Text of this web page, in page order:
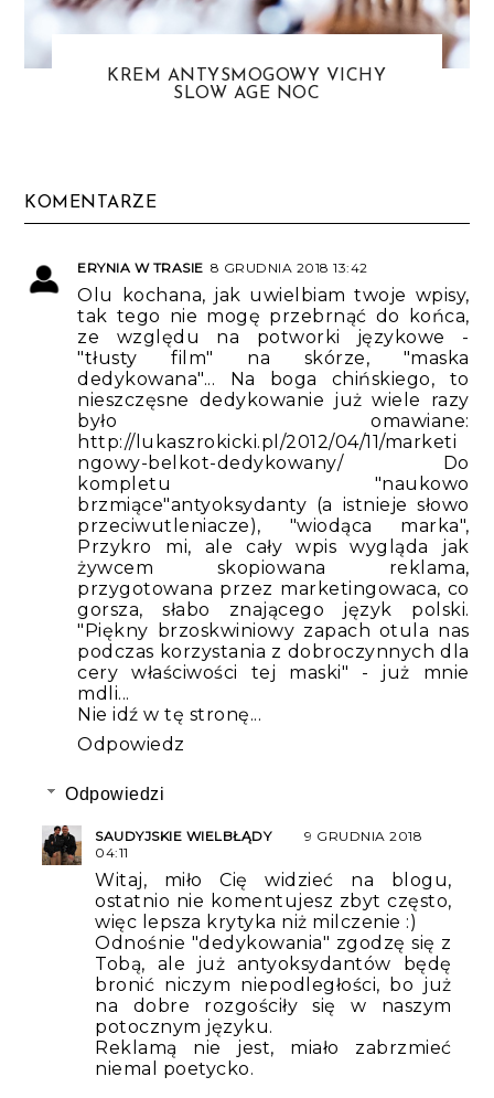
KREM ANTYSMOGOWY VICHY
SLOW AGE NOC
KOMENTARZE
ERYNIA W TRASIE 8 GRUDNIA 2018 13:42
Olu kochana, jak uwielbiam twoje wpisy,
tak tego nie mogę przebrnąć do końca,
ze względu na potworki językowe -
"tłusty film" na skórze, "maska
dedykowana"... Na boga chińskiego, to
nieszczęsne dedykowanie już wiele razy
było omawiane:
http://lukaszrokicki.pl/2012/04/11/marketi
ngowy-belkot-dedykowany/ Do
kompletu "naukowo
brzmiące"antyoksydanty (a istnieje słowo
przeciwutleniacze), "wiodąca marka",
Przykro mi, ale cały wpis wygląda jak
żywcem skopiowana reklama,
przygotowana przez marketingowaca, co
gorsza, słabo znającego język polski.
"Piękny brzoskwiniowy zapach otula nas
podczas korzystania z dobroczynnych dla
cery właściwości tej maski" - już mnie
mdli...
Nie idź w tę stronę...
Odpowiedz
Odpowiedzi
SAUDYJSKIE WIELBŁĄDY
9 GRUDNIA 2018
04:11
Witaj, miło Cię widzieć na blogu,
ostatnio nie komentujesz zbyt często,
więc lepsza krytyka niż milczenie :)
Odnośnie "dedykowania" zgodzę się z
Tobą, ale już antyoksydantów będę
bronić niczym niepodległości, bo już
na dobre rozgościły się w naszym
potocznym języku.
Reklamą nie jest, miało zabrzmieć
niemal poetycko.